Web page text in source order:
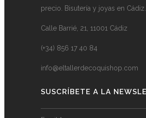
precio. Bisutería y joyas en Cádiz.
Calle Barrié, 21, 11001 Cádiz
(+34) 856 17 40 84
info@eltallerdecoquishop.com
SUSCRÍBETE A LA